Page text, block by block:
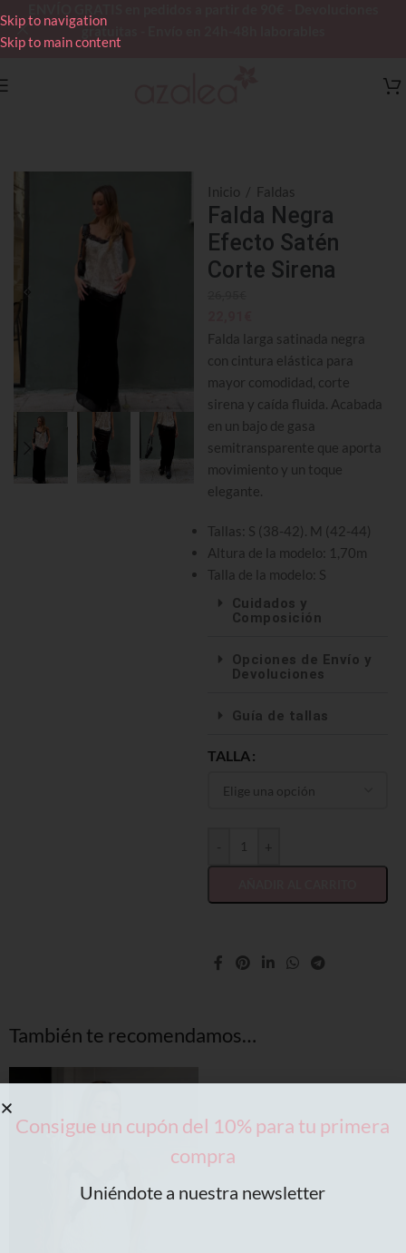
Skip to navigation
Skip to main content
gratuitas - Envío en 24h-48h laborables
Inicio / Faldas
Falda Negra
Efecto Satén
Corte Sirena
Falda larga satinada negra
con cintura elástica para
mayor comodidad, corte
sirena y caída fluida. Acabada
en un bajo de gasa
semitransparente que aporta
movimiento y un toque
elegante.
Tallas: S (38-42). M (42-44)
Altura de la modelo: 1,70m
Talla de la modelo: S
Cuidados y
Composición
Opciones de Envío y
Devoluciones
Guía de tallas
TALLA
+
También te recomendamos…
Consigue un cupón del 10% para tu primera
compra
Uniéndote a nuestra newsletter